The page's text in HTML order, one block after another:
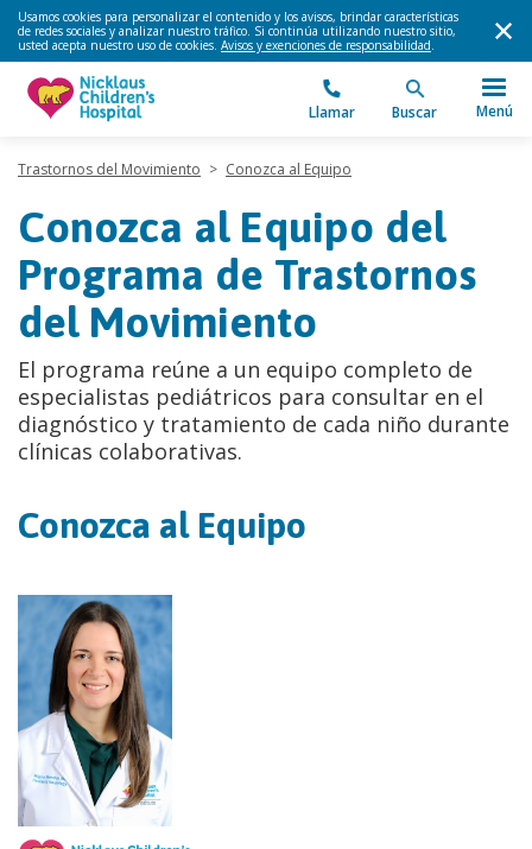
Usamos cookies para personalizar el contenido y los avisos, brindar características
de redes sociales y analizar nuestro tráfico. Si continúa utilizando nuestro sitio,
usted acepta nuestro uso de cookies. Avisos y exenciones de responsabilidad.
Llamar Buscar Menú
Trastornos del Movimiento > Conozca al Equipo
Conozca al Equipo del
Programa de Trastornos
del Movimiento
El programa reúne a un equipo completo de
especialistas pediátricos para consultar en el
diagnóstico y tratamiento de cada niño durante
clínicas colaborativas.
Conozca al Equipo